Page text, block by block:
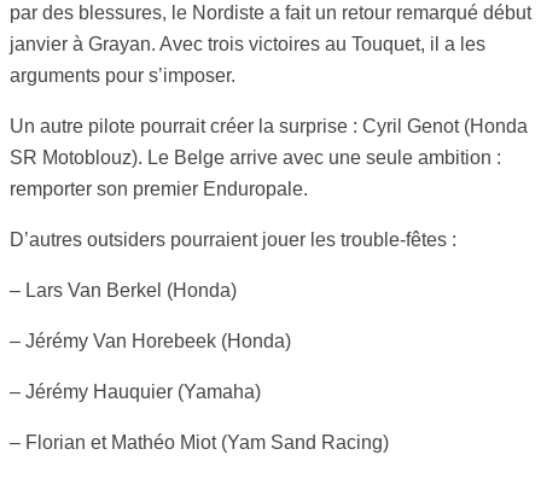
par des blessures, le Nordiste a fait un retour remarqué début
janvier à Grayan. Avec trois victoires au Touquet, il a les
arguments pour s’imposer.
Un autre pilote pourrait créer la surprise : Cyril Genot (Honda
SR Motoblouz). Le Belge arrive avec une seule ambition :
remporter son premier Enduropale.
D’autres outsiders pourraient jouer les trouble-fêtes :
– Lars Van Berkel (Honda)
– Jérémy Van Horebeek (Honda)
– Jérémy Hauquier (Yamaha)
– Florian et Mathéo Miot (Yam Sand Racing)